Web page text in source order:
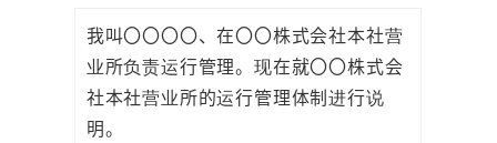
我叫〇〇〇〇、在〇〇株式会社本社营
业所负责运行管理。现在就〇〇株式会
社本社营业所的运行管理体制进行说
明。